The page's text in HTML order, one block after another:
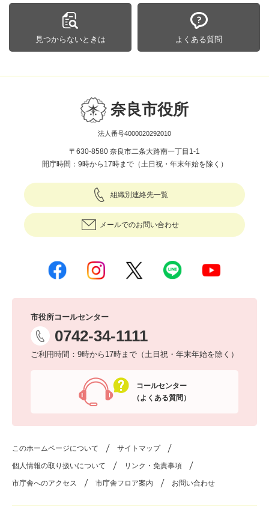
見つからないときは よくある質問
奈良市役所
法人番号4000020292010
〒630-8580 奈良市二条大路南一丁目1-1
開庁時間：9時から17時まで（土日祝・年末年始を除く）
組織別連絡先一覧
メールでのお問い合わせ
市役所コールセンター
0742-34-1111
ご利用時間：9時から17時まで（土日祝・年末年始を除く）
コールセンター
（よくある質問）
このホームページについて サイトマップ
個人情報の取り扱いについて リンク・免責事項
市庁舎へのアクセス 市庁舎フロア案内 お問い合わせ